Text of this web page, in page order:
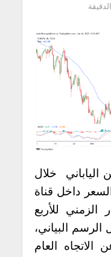
الياباني خلال
داخل قناة
للأربع
البياني،
العام